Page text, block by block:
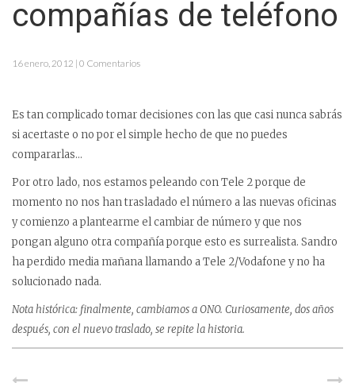
compañías de teléfono
16 enero, 2012 | 0 Comentarios
Es tan complicado tomar decisiones con las que casi nunca sabrás
si acertaste o no por el simple hecho de que no puedes
compararlas…
Por otro lado, nos estamos peleando con Tele 2 porque de
momento no nos han trasladado el número a las nuevas oficinas
y comienzo a plantearme el cambiar de número y que nos
pongan alguno otra compañía porque esto es surrealista. Sandro
ha perdido media mañana llamando a Tele 2/Vodafone y no ha
solucionado nada.
Nota histórica: finalmente, cambiamos a ONO. Curiosamente, dos años
después, con el nuevo traslado, se repite la historia.